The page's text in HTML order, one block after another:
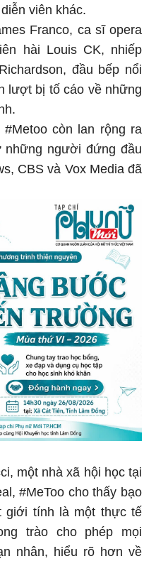
viên khác.
Franco, ca sĩ opera
hài Louis CK, nhiếp
đầu bếp nổi
lượt bị tố cáo về những
còn lan rộng ra
người đứng đầu
CBS và Vox Media đã
một nhà xã hội học tại
#MeToo cho thấy bạo
giới tính là một thực tế
trào cho phép mọi
nhân, hiểu rõ hơn về